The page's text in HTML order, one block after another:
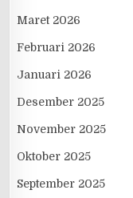
Maret 2026
Februari 2026
Januari 2026
Desember 2025
November 2025
Oktober 2025
September 2025